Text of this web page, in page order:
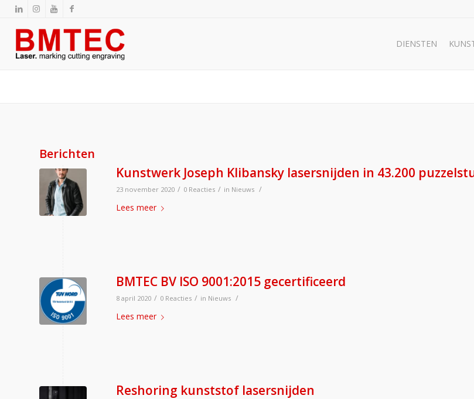
DIENSTEN
Berichten
Kunstwerk Joseph Klibansky lasersnijden in 43.200
23 november 2020 / 0 Reacties / in Nieuws /
Lees meer
BMTEC BV ISO 9001:2015 gecertificeerd
8 april 2020 / 0 Reacties / in Nieuws /
Lees meer
Reshoring kunststof lasersnijden